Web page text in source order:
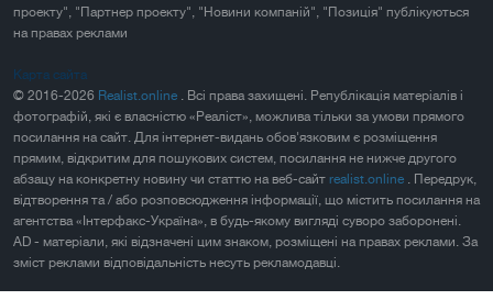
проекту", "Партнер проекту", "Новини компаній", "Позиція" публікуються
на правах реклами
Карта сайта
© 2016-2026 Realist.online . Всі права захищені. Републікація матеріалів і
фотографій, які є власністю «Реаліст», можлива тільки за умови прямого
посилання на сайт. Для інтернет-видань обов'язковим є розміщення
прямим, відкритим для пошукових систем, посилання не нижче другого
абзацу на конкретну новину чи статтю на веб-сайт realist.online . Передрук,
відтворення та / або розповсюдження інформації, що містить посилання на
агентства «Інтерфакс-Україна», в будь-якому вигляді суворо заборонені.
AD - матеріали, які відзначені цим знаком, розміщені на правах реклами. За
зміст реклами відповідальність несуть рекламодавці.